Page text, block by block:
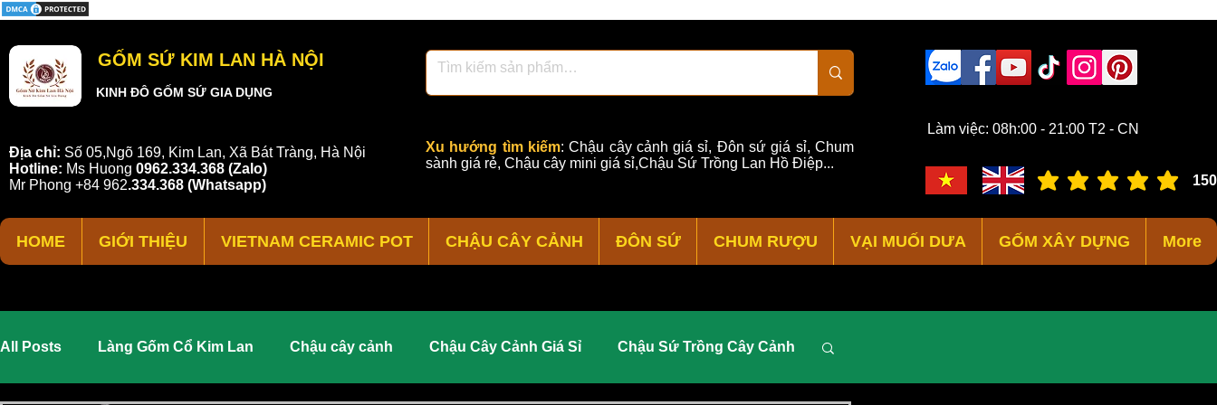
All Posts Làng Gốm Cổ Kim Lan Chậu cây cảnh Chậu Cây Cảnh Giá Sỉ Chậu Sứ Trồng Cây Cảnh
Làm việc: 08h:00 - 21:00 T2 - CN
Xu hướng tìm kiếm:Chậu cây cảnh giá sỉ, Đôn sứ giá sỉ,Chum
sành giá rẻ, Chậu cây mini giá sỉ,Chậu Sứ Trồng Lan Hồ Điệp...
Địa chỉ: Số 05,Ngõ 169, Kim Lan, Xã Bát Tràng, Hà Nội
Hotline: Ms Huong 0962.334.368 (Zalo)
Mr Phong +84 962.334.368 (Whatsapp)
KINH ĐÔ GỐM SỨ GIA DỤNG
GỐM SỨ KIM LAN HÀ NỘI
HOME GIỚI THIỆU VIETNAM CERAMIC POT CHẬU CÂY CẢNH ĐÔN SỨ CHUM RƯỢU VẠI MUỐI DƯA GỐM XÂY DỰNG More
150
đánh giá trung bình là 3 /